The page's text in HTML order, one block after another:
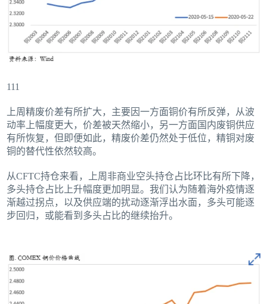
111
上周精废价差有所扩大，主要因一方面铜价有所反弹，从波
动率上幅度更大，价差被天然缩小，另一方面国内废铜供应
有所恢复，但即便如此，精废价差仍然处于低位，精铜对废
铜的替代性依然较高。
从CFTC持仓来看，上周非商业空头持仓占比环比有所下降，
多头持仓占比上升幅度更加明显。我们认为随着海外疫情逐
渐越过拐点，以及供应端的扰动逐渐浮出水面，多头可能逐
步回归，或能看到多头占比的继续抬升。